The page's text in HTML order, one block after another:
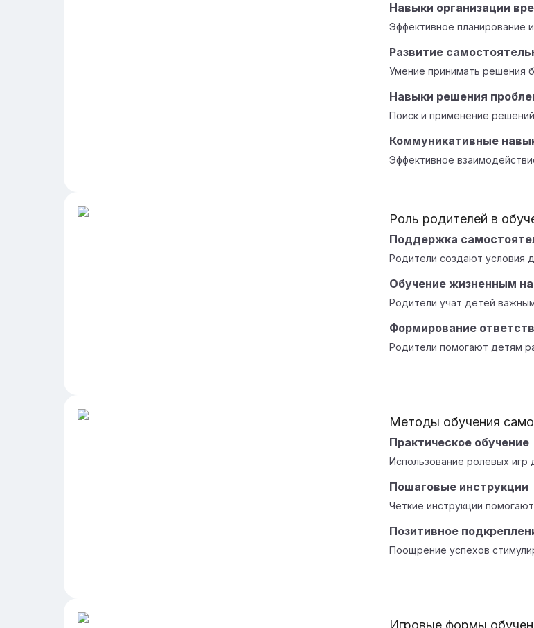
Навыки организации
Эффективное планирование
Развитие
Умение принимать решения
Навыки решения
Поиск и применение
Коммуникативные
Эффективное
Роль родителей в
Поддержка
Родители создают условия
Обучение жизненным
Родители учат детей
Формирование
Родители помогают детям
Методы обучения
Практическое обучение
Использование ролевых игр
Пошаговые инструкции
Четкие инструкции
Позитивное
Поощрение успехов
Игровые формы